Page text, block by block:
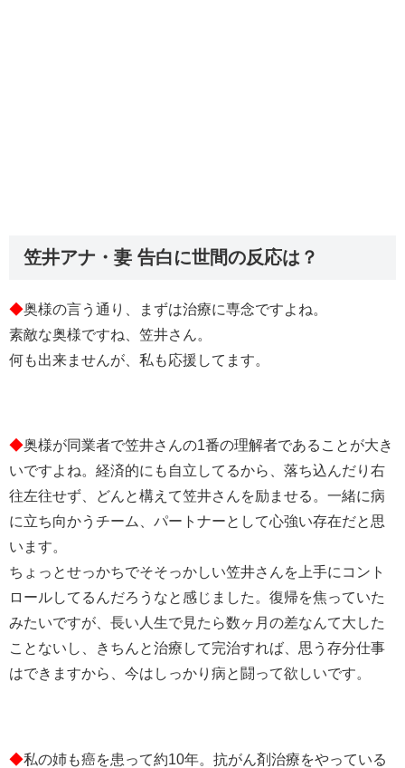
笠井アナ・妻 告白に世間の反応は？
◆奥様の言う通り、まずは治療に専念ですよね。
素敵な奥様ですね、笠井さん。
何も出来ませんが、私も応援してます。
◆奥様が同業者で笠井さんの1番の理解者であることが大き
いですよね。経済的にも自立してるから、落ち込んだり右
往左往せず、どんと構えて笠井さんを励ませる。一緒に病
に立ち向かうチーム、パートナーとして心強い存在だと思
います。
ちょっとせっかちでそそっかしい笠井さんを上手にコント
ロールしてるんだろうなと感じました。復帰を焦っていた
みたいですが、長い人生で見たら数ヶ月の差なんて大した
ことないし、きちんと治療して完治すれば、思う存分仕事
はできますから、今はしっかり病と闘って欲しいです。
◆私の姉も癌を患って約10年。抗がん剤治療をやっている